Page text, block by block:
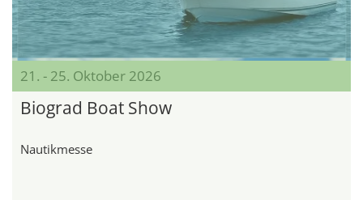
21. - 25. Oktober 2026
Biograd Boat Show
Nautikmesse